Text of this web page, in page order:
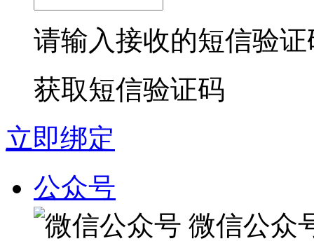
请输入接收的短信验证
获取短信验证码
立即绑定
公众号
微信公众